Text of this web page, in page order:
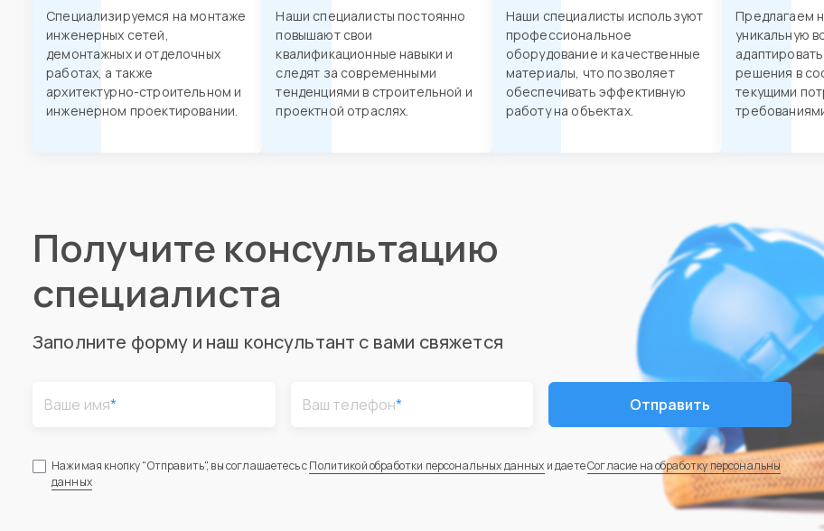
Специализируемся на монтаже
инженерных сетей,
демонтажных и отделочных
работах, а также
архитектурно-строительном и
инженерном проектировании.
Наши специалисты постоянно
повышают свои
квалификационные навыки и
следят за современными
тенденциями в строительной и
проектной отраслях.
Наши специалисты используют
профессиональное
оборудование и качественные
материалы, что позволяет
обеспечивать эффективную
работу на объектах.
Предлагаем
уникальную
решения в
текущими
Получите консультацию
специалиста
Заполните форму и наш консультант с вами свяжется
Ваше имя* Ваш телефон* Отправить
Нажимая кнопку "Отправить", вы соглашаетесь сПолитикой обработки персональных данных и даетеСогласие на обработку персональны
данных